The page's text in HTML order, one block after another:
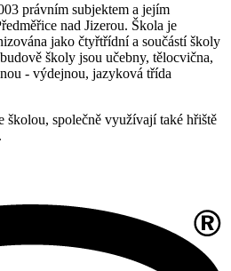
právním subjektem a jejím
nad Jizerou. Škola je
jako čtyřtřídní a součástí školy
školy jsou učebny, tělocvična,
- výdejnou, jazyková třída
školou, společně využívají také hřiště